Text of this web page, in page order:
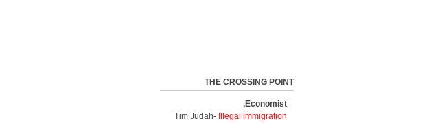
THE CROSSING POINT
Economist,
Tim Judah-
Illegal immigration